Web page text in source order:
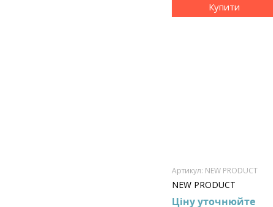
Купити
NEW PRODUCT
NEW PRODUCT
Ціну уточнюйте